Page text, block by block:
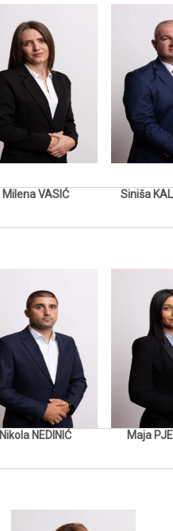
Milena VASIĆ Siniša
Nikola NEDINIĆ Maja